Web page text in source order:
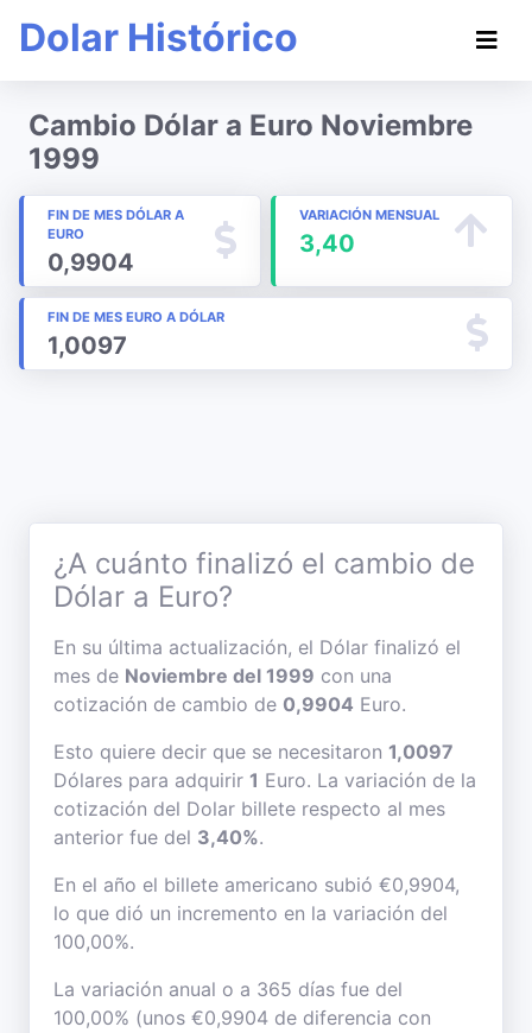
Dolar Histórico
Cambio Dólar a Euro Noviembre
1999
FIN DE MES DÓLAR A
EURO
0,9904
VARIACIÓN MENSUAL
3,40
FIN DE MES EURO A DÓLAR
1,0097
¿A cuánto finalizó el cambio de
Dólar a Euro?
En su última actualización, el Dólar finalizó el
mes de Noviembre del 1999 con una
cotización de cambio de 0,9904 Euro.
Esto quiere decir que se necesitaron 1,0097
Dólares para adquirir 1 Euro. La variación de la
cotización del Dolar billete respecto al mes
anterior fue del 3,40%.
En el año el billete americano subió €0,9904,
lo que dió un incremento en la variación del
100,00%.
La variación anual o a 365 días fue del
100,00% (unos €0,9904 de diferencia con